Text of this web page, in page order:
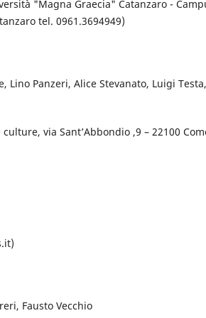
"Magna Graecia" Catanzaro -
tel. 0961.3694949)
Lino Panzeri, Alice Stevanato, Luigi Testa,
via Sant’Abbondio ,9 – 22100
Fausto Vecchio